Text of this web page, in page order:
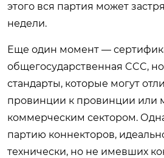
этого вся партия может
недели.
Еще один момент —
общегосударственная CCC,
стандарты, которые могут
провинции к провинции или
коммерческим сектором.
партию коннекторов,
технически, но не имевших